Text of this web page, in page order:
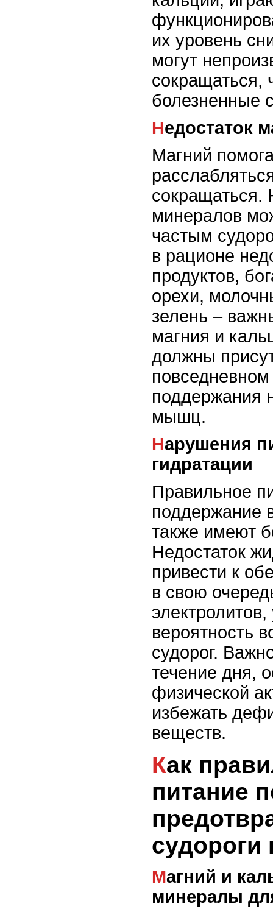
их уровень
могут
сокращаться,
болезненные
Недостаток
Магний
сокращаться.
минералов
частым
в рационе
продуктов,
орехи,
зелень –
магния и
должны
поддержания
мышц.
Нарушения питания и
гидратации
Правильное
поддержание
также имеют
Недостаток
привести к
в свою
вероятность
судорог.
течение дня,
физической
избежать
веществ.
Как правильное
питание
судороги
Магний и кальций: ключевые
минералы